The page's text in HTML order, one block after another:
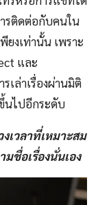
รติดต่อกับคนใน
งเท่านั้น เพราะ
และ
เล่าเรื่องผ่านมิติ
นไปอีกระดับ
เวลาที่เหมาะสม
ชื่อเรื่องนั่นเอง